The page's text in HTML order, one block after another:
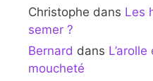
Christophe dans Les
semer ?
Bernard dans
moucheté